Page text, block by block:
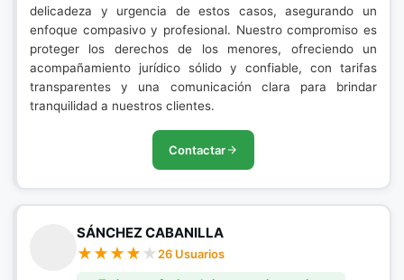
delicadeza y urgencia de estos casos, asegurando un
enfoque compasivo y profesional. Nuestro compromiso es
proteger los derechos de los menores, ofreciendo un
acompañamiento jurídico sólido y confiable, con tarifas
transparentes y una comunicación clara para brindar
tranquilidad a nuestros clientes.
Contactar
SÁNCHEZ CABANILLA
26 Usuarios